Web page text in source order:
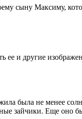
сыну Максиму,
ее и другие
была не менее
зайчики. Еще оно